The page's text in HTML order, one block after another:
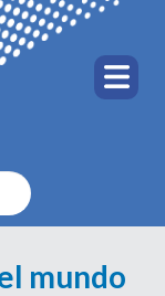
mundo